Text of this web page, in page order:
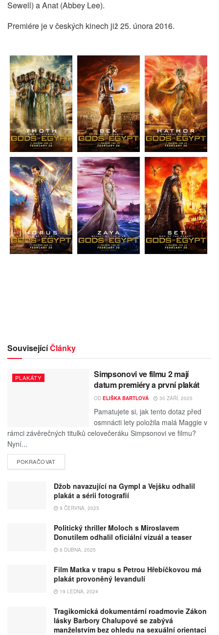
Sewell) a Anat (Abbey Lee).
Premiére je v českých kinech již 25. února 2016.
SouvisejícíČlánky
PLAKÁTY
Simpsonovi ve filmu 2 mají
datum premiéry a první plakát
OD ELIŠKA BARTLOVÁ 30 ZÁŘÍ, 2025
Pamatujete si, jak tento dotaz před
osmnácti lety položila malá Maggie v
rámci závěrečných titulků celovečeráku Simpsonovi ve filmu?
Nyní...
POKRAČOVAT
Džob navazující na Gympl a Vejšku odhalil
plakát a sérii fotografií
9 ČERVNA, 2025
Politický thriller Moloch s Miroslavem
Donutilem odhalil oficiální vizuál a teaser
8 DUBNA, 2025
Film Matka v trapu s Petrou Hřebíčkovou má
plakát provoněný levandulí
19 LEDNA, 2024
Tragikomická dokumentární roadmovie Zákon
lásky Barbory Chalupové se zabývá
manželstvím bez ohledu na sexuální orientaci